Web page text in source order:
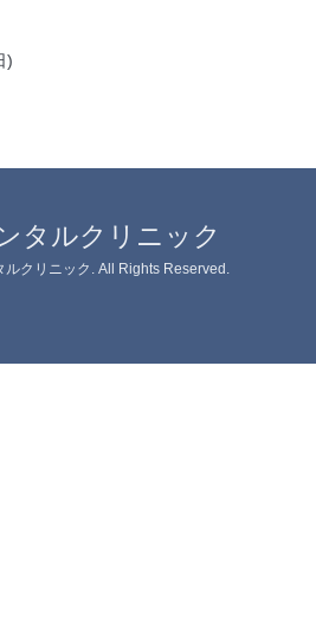
)
タルクリニック
ルクリニック . All Rights Reserved.